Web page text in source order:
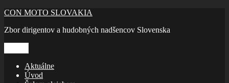
Prejsť
obsah
CON MOTO SLOVAKIA
Zbor dirigentov a hudobných nadšencov Slovenska
Aktuálne
Úvod